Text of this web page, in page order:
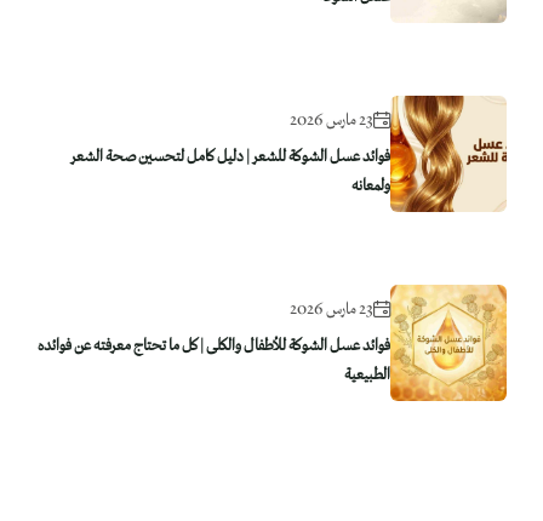
23 مارس 2026
فوائد عسل الشوكة للشعر | دليل كامل لتحسين صحة الشعر
ولمعانه
23 مارس 2026
فوائد عسل الشوكة للأطفال والكلى | كل ما تحتاج معرفته عن فوائده
الطبيعية